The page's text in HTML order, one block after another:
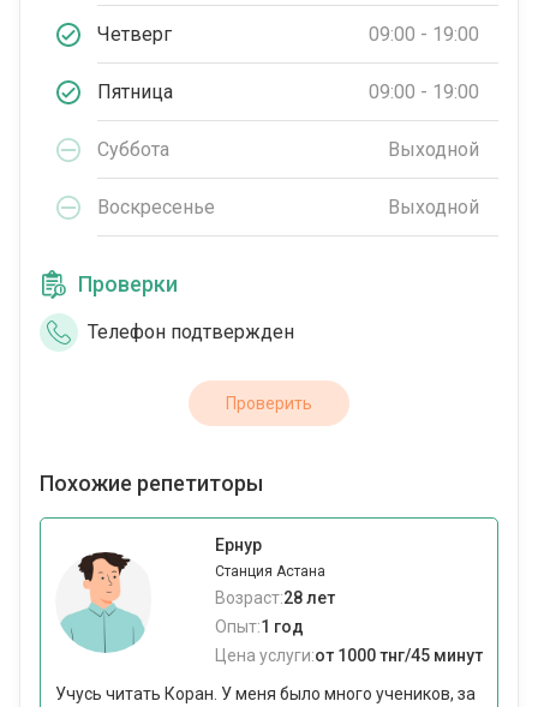
Четверг 09:00 - 19:00
Пятница 09:00 - 19:00
Суббота Выходной
Воскресенье Выходной
Проверки
Телефон подтвержден
Проверить
Похожие репетиторы
Ернур
Станция Астана
Возраст:28 лет
Опыт:1 год
Цена услуги:от 1000 тнг/45 минут
Учусь читать Коран. У меня было много учеников, за